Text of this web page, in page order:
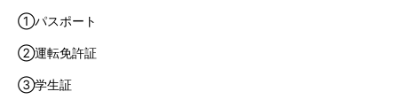
①パスポート
②運転免許証
③学生証